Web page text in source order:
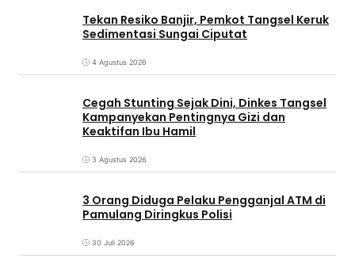
Tekan Resiko Banjir, Pemkot Tangsel Keruk
Sedimentasi Sungai Ciputat
4 Agustus 2026
Cegah Stunting Sejak Dini, Dinkes Tangsel
Kampanyekan Pentingnya Gizi dan
Keaktifan Ibu Hamil
3 Agustus 2026
3 Orang Diduga Pelaku Pengganjal ATM di
Pamulang Diringkus Polisi
30 Juli 2026